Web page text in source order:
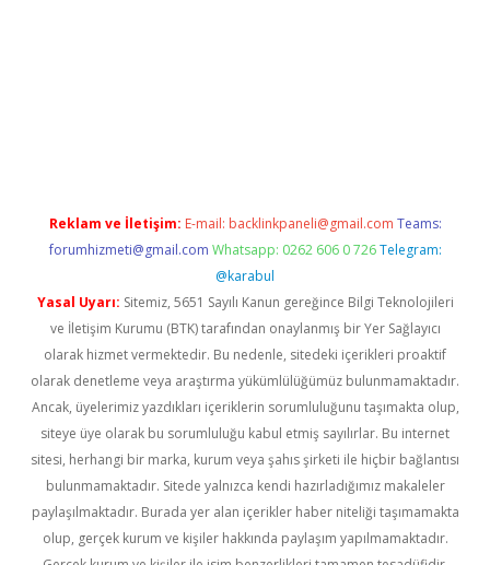
Reklam ve İletişim: E-mail: backlinkpaneli@gmail.com Teams:
forumhizmeti@gmail.com Whatsapp: 0262 606 0 726 Telegram:
@karabul
Yasal Uyarı: Sitemiz, 5651 Sayılı Kanun gereğince Bilgi Teknolojileri
ve İletişim Kurumu (BTK) tarafından onaylanmış bir Yer Sağlayıcı
olarak hizmet vermektedir. Bu nedenle, sitedeki içerikleri proaktif
olarak denetleme veya araştırma yükümlülüğümüz bulunmamaktadır.
Ancak, üyelerimiz yazdıkları içeriklerin sorumluluğunu taşımakta olup,
siteye üye olarak bu sorumluluğu kabul etmiş sayılırlar. Bu internet
sitesi, herhangi bir marka, kurum veya şahıs şirketi ile hiçbir bağlantısı
bulunmamaktadır. Sitede yalnızca kendi hazırladığımız makaleler
paylaşılmaktadır. Burada yer alan içerikler haber niteliği taşımamakta
olup, gerçek kurum ve kişiler hakkında paylaşım yapılmamaktadır.